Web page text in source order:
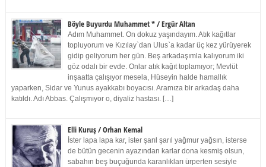
Böyle Buyurdu Muhammet * / Ergür Altan
Adım Muhammet. On dokuz yaşındayım. Atık kağıtlar
topluyorum ve Kızılay`dan Ulus`a kadar üç kez yürüyerek
gidip geliyorum her gün. Beş arkadaşımla kalıyorum iki
göz odalı bir evde. Onlar atık kağıt toplamıyor; Mevlüt
inşaatta çalışıyor mesela, Hüseyin halde hamallık
yaparken, Sidar ve Yunus ayakkabı boyacısı. Aramıza bir arkadaş daha
katıldı. Adı Abbas. Çalışmıyor o, diyaliz hastası. […]
Elli Kuruş / Orhan Kemal
İster lapa lapa kar, ister şarıl şarıl yağmur yağsın, isterse
de bütün gecenin ayazından karlar dona kesmiş olsun,
sabahın beş buçuğunda karanlıkları ürperten sesiyle